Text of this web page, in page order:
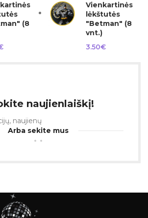
(8
Vienkartinės
lėkštutės
"Betman" (8
vnt.)
3.50€
naujienlaiškį!
naujienų
Arba sekite mus